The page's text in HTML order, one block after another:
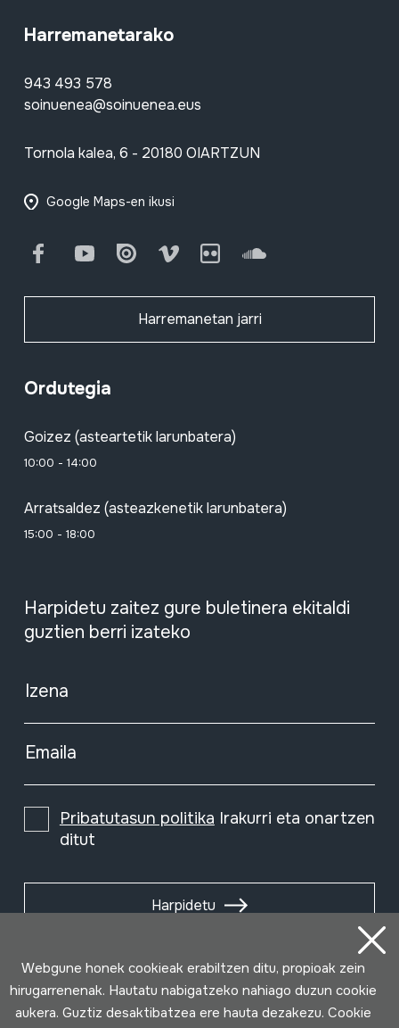
Harremanetarako
943 493 578
soinuenea@soinuenea.eus
Tornola kalea, 6 - 20180 OIARTZUN
Google Maps-en ikusi
FacebookYoutube Issuu Vimeo Flickr SoundCloud
Harremanetan jarri
Ordutegia
Goizez (asteartetik larunbatera)
10:00 - 14:00
Arratsaldez (asteazkenetik larunbatera)
15:00 - 18:00
Harpidetu zaitez gure buletinera ekitaldi
guztien berri izateko
Izena
Emaila
Pribatutasun politika Irakurri eta onartzen
ditut
Harpidetu
Webgune honek cookieak erabiltzen ditu, propioak zein
hirugarrenenak. Hautatu nabigatzeko nahiago duzun cookie
aukera. Guztiz desaktibatzea ere hauta dezakezu. Cookie